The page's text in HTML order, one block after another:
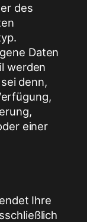
des
Daten
werden
denn,
einer
Ihre